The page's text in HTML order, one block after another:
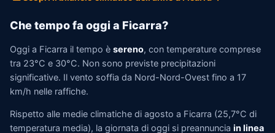
Che tempo fa oggi a Ficarra?
Oggi a Ficarra il tempo è sereno, con temperature comprese
tra 23°C e 30°C. Non sono previste precipitazioni
significative. Il vento soffia da Nord-Nord-Ovest fino a 17
km/h nelle raffiche.
Rispetto alle medie climatiche di agosto a Ficarra (25,7°C di
temperatura media), la giornata di oggi si preannuncia in linea